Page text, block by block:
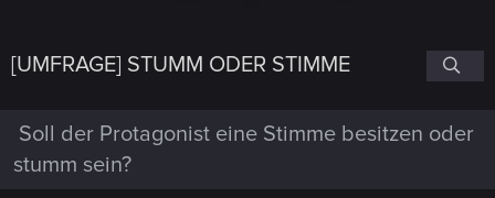
[UMFRAGE] STUMM ODER STIMME
Soll der Protagonist eine Stimme besitzen oder
stumm sein?